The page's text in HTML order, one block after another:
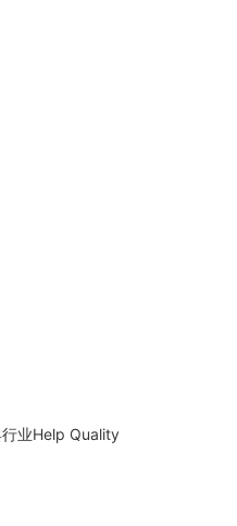
业Help Quality